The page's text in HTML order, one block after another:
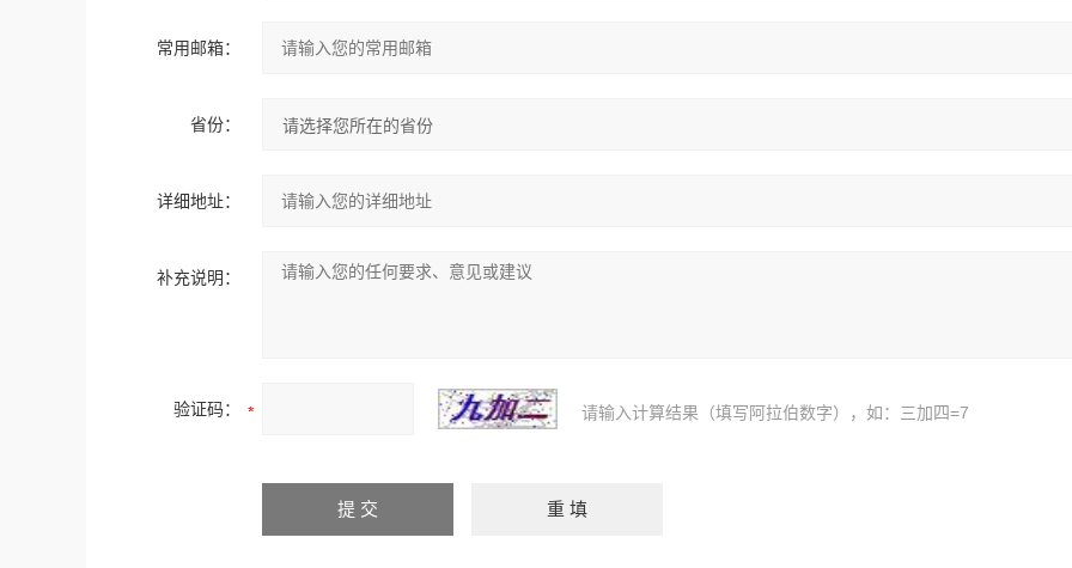
常用邮箱：
省份：
详细地址：
补充说明：
验证码： 请输入计算结果（填写阿拉伯数字），如：三加四=7